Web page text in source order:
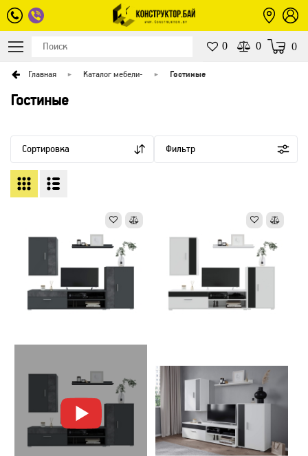
0 0 0
Главная Каталог мебели- Гостиные
Гостиные
Сортировка Фильтр